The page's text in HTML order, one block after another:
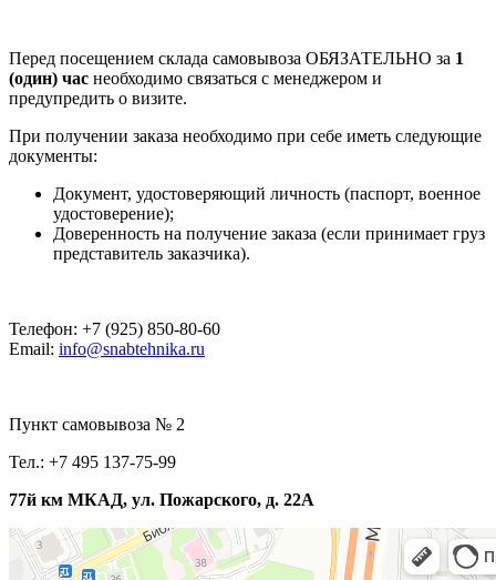
Перед посещением склада самовывоза ОБЯЗАТЕЛЬНО за 1
(один) час необходимо связаться с менеджером и
предупредить о визите.
При получении заказа необходимо при себе иметь следующие
документы:
Документ, удостоверяющий личность (паспорт, военное
удостоверение);
Доверенность на получение заказа (если принимает груз
представитель заказчика).
Телефон: +7 (925) 850-80-60
Email: info@snabtehnika.ru
Пункт самовывоза № 2
Тел.: +7 495 137-75-99
77й км МКАД, ул. Пожарского, д. 22А